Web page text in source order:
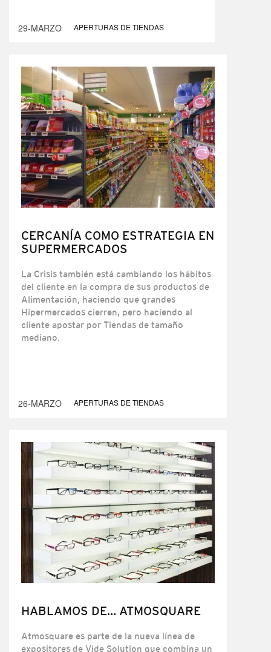
29-MARZO APERTURAS DE TIENDAS
CERCANÍA COMO ESTRATEGIA EN
SUPERMERCADOS
La Crisis también está cambiando los hábitos
del cliente en la compra de sus productos de
Alimentación, haciendo que grandes
Hipermercados cierren, pero haciendo al
cliente apostar por Tiendas de tamaño
mediano.
26-MARZO APERTURAS DE TIENDAS
HABLAMOS DE… ATMOSQUARE
Atmosquare es parte de la nueva línea de
expositores de Vide Solution que combina un